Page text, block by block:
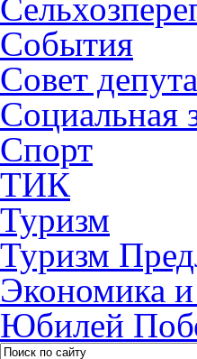
События
Совет
Социальная
Спорт
ТИК
Туризм
Туризм
Экономика и
Юбилей